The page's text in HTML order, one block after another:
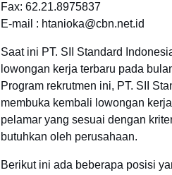
Fax: 62.21.8975837
E-mail : htanioka@cbn.net.id
Saat ini PT. SII Standard
lowongan kerja terbaru pada
Program rekrutmen ini, PT. SII
membuka kembali lowongan
pelamar yang sesuai dengan
butuhkan oleh perusahaan.
Berikut ini ada beberapa posisi